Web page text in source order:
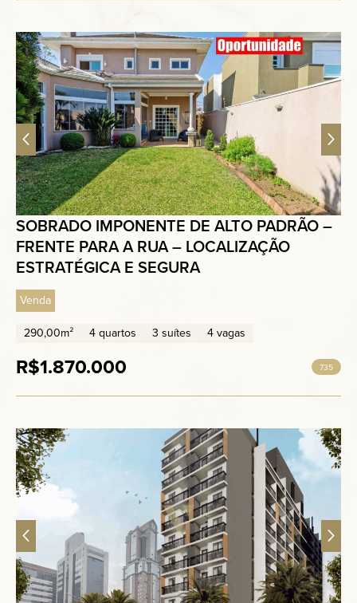
SOBRADO IMPONENTE DE ALTO PADRÃO –
FRENTE PARA A RUA – LOCALIZAÇÃO
ESTRATÉGICA E SEGURA
Venda
290,00m²
4 quartos 3 suítes 4 vagas
R$1.870.000 735